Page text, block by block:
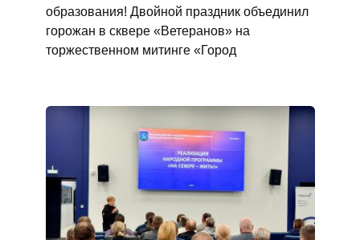
образования! Двойной праздник объединил
горожан в сквере «Ветеранов» на
торжественном митинге «Город